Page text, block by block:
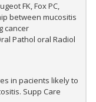
FK, Fox PC,
between mucositis
cancer
Pathol oral Radiol
in pacients likely to
Supp Care